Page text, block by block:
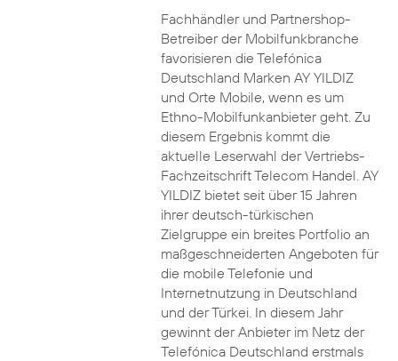
Fachhändler und Partnershop-
Betreiber der Mobilfunkbranche
favorisieren die Telefónica
Deutschland Marken AY YILDIZ
und Orte Mobile, wenn es um
Ethno-Mobilfunkanbieter geht. Zu
diesem Ergebnis kommt die
aktuelle Leserwahl der Vertriebs-
Fachzeitschrift Telecom Handel. AY
YILDIZ bietet seit über 15 Jahren
ihrer deutsch-türkischen
Zielgruppe ein breites Portfolio an
maßgeschneiderten Angeboten für
die mobile Telefonie und
Internetnutzung in Deutschland
und der Türkei. In diesem Jahr
gewinnt der Anbieter im Netz der
Telefónica Deutschland erstmals